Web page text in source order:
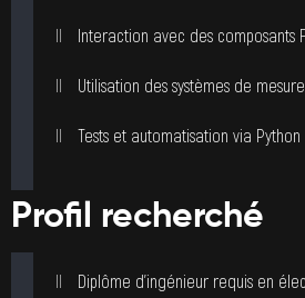
Interaction avec des composants
Utilisation des systèmes de
Tests et automatisation via Python
Profil recherché
Diplôme d’ingénieur requis en